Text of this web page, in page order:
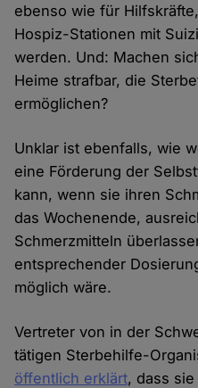
ebenso wie für
Hospiz-Stationen mit
werden. Und: Machen
Heime strafbar, die
ermöglichen?
Unklar ist ebenfalls, wie
eine Förderung der
kann, wenn sie ihren
das Wochenende,
Schmerzmitteln
entsprechender
möglich wäre.
Vertreter von in der
tätigen Sterbehilfe-
öffentlich erklärt, dass